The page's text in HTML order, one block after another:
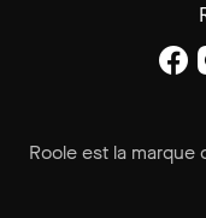
Roole est la marque